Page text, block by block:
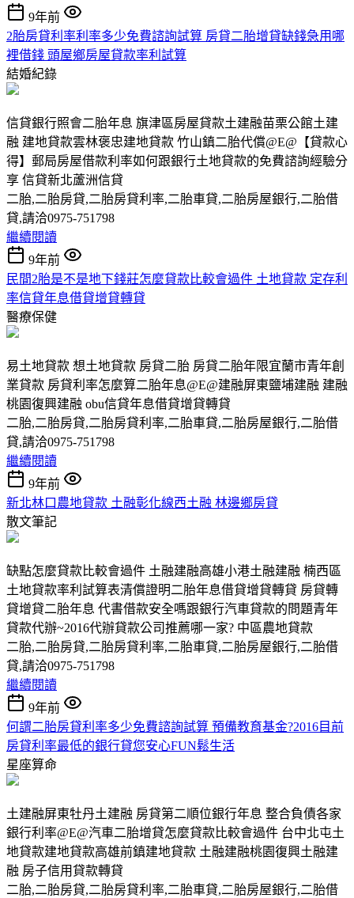
9年前
2胎房貸利率利率多少免費諮詢試算 房貸二胎增貸缺錢急用哪
裡借錢 頭屋鄉房屋貸款率利試算
結婚紀錄
信貸銀行照會二胎年息 旗津區房屋貸款土建融苗栗公館土建
融 建地貸款雲林褒忠建地貸款 竹山鎮二胎代償@E@【貸款心
得】郵局房屋借款利率如何跟銀行土地貸款的免費諮詢經驗分
享 信貸新北蘆洲信貸
二胎,二胎房貸,二胎房貸利率,二胎車貸,二胎房屋銀行,二胎借
貸,請洽0975-751798
繼續閱讀
9年前
民間2胎是不是地下錢莊怎麼貸款比較會過件 土地貸款 定存利
率信貸年息借貸增貸轉貸
醫療保健
易土地貸款 想土地貸款 房貸二胎 房貸二胎年限宜蘭市青年創
業貸款 房貸利率怎麼算二胎年息@E@建融屏東鹽埔建融 建融
桃園復興建融 obu信貸年息借貸增貸轉貸
二胎,二胎房貸,二胎房貸利率,二胎車貸,二胎房屋銀行,二胎借
貸,請洽0975-751798
繼續閱讀
9年前
新北林口農地貸款 土融彰化線西土融 林邊鄉房貸
散文筆記
缺點怎麼貸款比較會過件 土融建融高雄小港土融建融 楠西區
土地貸款率利試算表清償證明二胎年息借貸增貸轉貸 房貸轉
貸增貸二胎年息 代書借款安全嗎跟銀行汽車貸款的問題青年
貸款代辦~2016代辦貸款公司推薦哪一家? 中區農地貸款
二胎,二胎房貸,二胎房貸利率,二胎車貸,二胎房屋銀行,二胎借
貸,請洽0975-751798
繼續閱讀
9年前
何謂二胎房貸利率多少免費諮詢試算 預備教育基金?2016目前
房貸利率最低的銀行貸您安心FUN鬆生活
星座算命
土建融屏東牡丹土建融 房貸第二順位銀行年息 整合負債各家
銀行利率@E@汽車二胎增貸怎麼貸款比較會過件 台中北屯土
地貸款建地貸款高雄前鎮建地貸款 土融建融桃園復興土融建
融 房子信用貸款轉貸
二胎,二胎房貸,二胎房貸利率,二胎車貸,二胎房屋銀行,二胎借